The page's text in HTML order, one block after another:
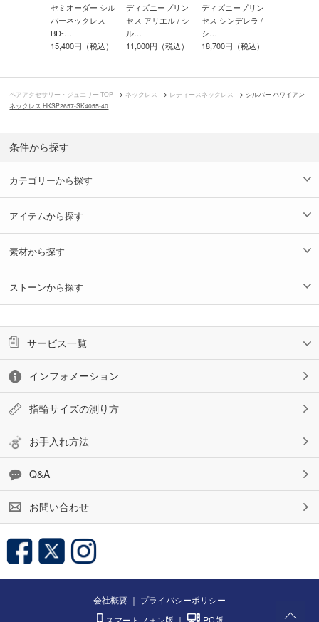
セミオーダー シル
バーネックレス
BD-…
15,400円（税込）
ディズニープリン
セス アリエル / シ
ル…
11,000円（税込）
ディズニープリン
セス シンデレラ /
シ…
18,700円（税込）
ペアアクセサリー・ジュエリー TOP ネックレス レディースネックレス
シルバー ハワイアン
ネックレス HKSP2657-SK4055-40
条件から探す
カテゴリーから探す
アイテムから探す
素材から探す
ストーンから探す
サービス一覧
インフォメーション
指輪サイズの測り方
お手入れ方法
Q&A
お問い合わせ
会社概要 ｜ プライバシーポリシー
スマートフォン版 ｜ PC版